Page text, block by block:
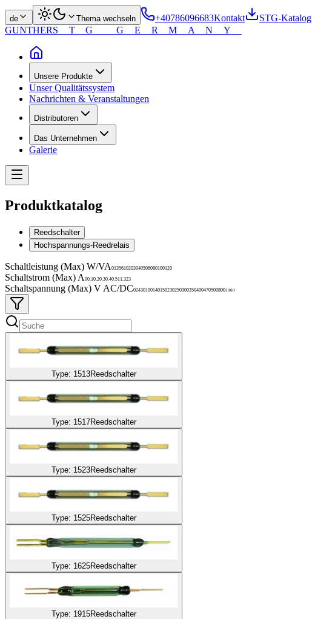
de Thema wechseln +40786096683Kontakt
STG-Katalog
GUNTHERSTG GERMANY
Unsere Produkte
Unser Qualitätssystem
Nachrichten & Veranstaltungen
Distributoren
Das Unternehmen
Galerie
Produktkatalog
Reedschalter
Hochspannungs-Reedrelais
Schaltleistung (Max) W/VA 0135610203040506080100120
Schaltstrom (Max) A 00.10.20.30.40.511.323
Schaltspannung (Max) V AC/DC024301001401502302503003504004705008001000
Type: 1513Reedschalter
Type: 1517Reedschalter
Type: 1523Reedschalter
Type: 1525Reedschalter
Type: 1625Reedschalter
Type: 1915Reedschalter